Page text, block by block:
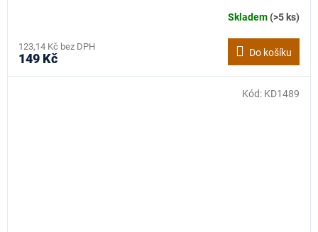
Skladem(>5 ks)
123,14 Kč bez DPH
149 Kč Do košíku
Kód: KD1489